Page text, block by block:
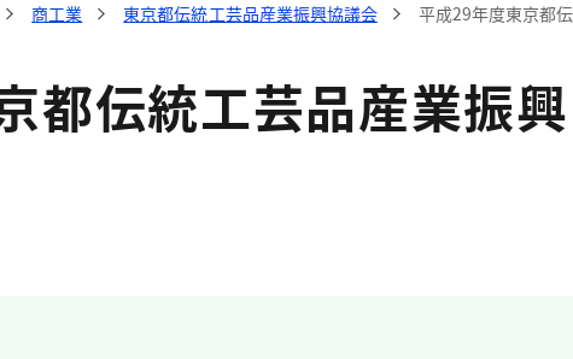
商工業 東京都伝統工芸品産業振興協議会 平成29年度東京都
都伝統工芸品産業振興